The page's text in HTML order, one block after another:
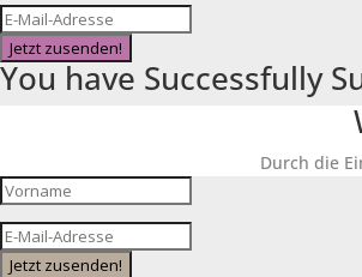
Jetzt zusenden!
You have Successfully
Durch die
Jetzt zusenden!